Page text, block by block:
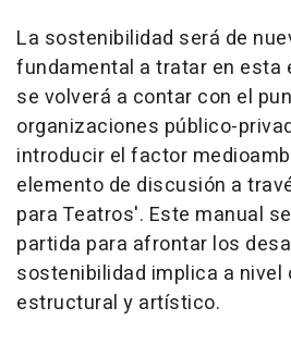
La sostenibilidad será de
fundamental a tratar en esta
se volverá a contar con el
organizaciones público-
introducir el factor
elemento de discusión a
para Teatros'. Este manual
partida para afrontar los
sostenibilidad implica a nivel
estructural y artístico.